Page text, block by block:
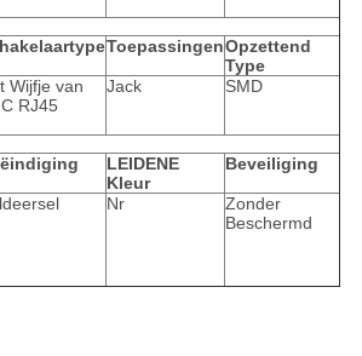
ToepassingenOpzettend
Type
Wijfje van
RJ45
Jack SMD
LEIDENE
Kleur
Beveiliging
Nr
Zonder
Beschermd